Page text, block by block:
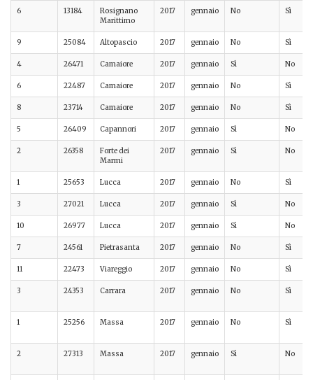
6 13184
Rosignano
Marittimo
2017 gennaio No Sì
9 25084 Altopascio 2017 gennaio No Sì
4 26471 Camaiore 2017 gennaio Sì No
6 22487 Camaiore 2017 gennaio No Sì
8 23714 Camaiore 2017 gennaio No Sì
5 26409 Capannori 2017 gennaio Sì No
2 26358
Forte dei
Marmi
2017 gennaio Sì No
1 25653 Lucca 2017 gennaio No Sì
3 27021 Lucca 2017 gennaio Sì No
10 26977 Lucca 2017 gennaio Sì No
7 24561 Pietrasanta 2017 gennaio No Sì
11 22473 Viareggio 2017 gennaio No Sì
3 24353 Carrara 2017 gennaio No Sì
1 25256 Massa 2017 gennaio No Sì
2 27313 Massa 2017 gennaio Sì No